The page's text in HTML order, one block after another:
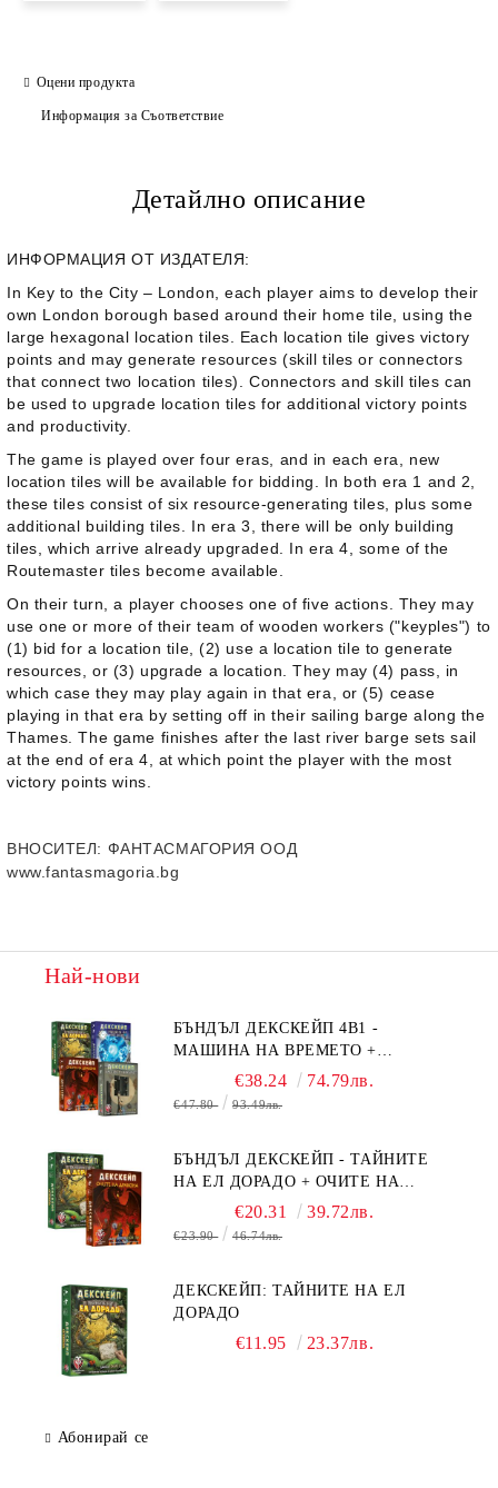
Оцени продукта
Информация за Съответствие
Детайлно описание
ИНФОРМАЦИЯ ОТ ИЗДАТЕЛЯ:
In Key to the City – London , each player aims to develop their
own London borough based around their home tile, using the
large hexagonal location tiles. Each location tile gives victory
points and may generate resources (skill tiles or connectors
that connect two location tiles). Connectors and skill tiles can
be used to upgrade location tiles for additional victory points
and productivity.
The game is played over four eras, and in each era, new
location tiles will be available for bidding. In both era 1 and 2,
these tiles consist of six resource-generating tiles, plus some
additional building tiles. In era 3, there will be only building
tiles, which arrive already upgraded. In era 4, some of the
Routemaster tiles become available.
On their turn, a player chooses one of five actions. They may
use one or more of their team of wooden workers ("keyples") to
(1) bid for a location tile, (2) use a location tile to generate
resources, or (3) upgrade a location. They may (4) pass, in
which case they may play again in that era, or (5) cease
playing in that era by setting off in their sailing barge along the
Thames. The game finishes after the last river barge sets sail
at the end of era 4, at which point the player with the most
victory points wins.
ВНОСИТЕЛ: ФАНТАСМАГОРИЯ ООД
www.fantasmagoria.bg
Най-нови
БЪНДЪЛ ДЕКСКЕЙП 4В1 -
МАШИНА НА ВРЕМЕТО +
БЯГСТВО ОТ АЛКАТРАЗ +
ТАЙНИТЕ НА ЕЛ ДОРАДО +
€38.24 74.79лв.
€47.80 93.49лв.
БЪНДЪЛ ДЕКСКЕЙП - ТАЙНИТЕ
НА ЕЛ ДОРАДО + ОЧИТЕ НА
ДРАКОНА€20.31 39.72лв.
€23.90 46.74лв.
ДЕКСКЕЙП: ТАЙНИТЕ НА ЕЛ
ДОРАДО
€11.95 23.37лв.
Абонирай се